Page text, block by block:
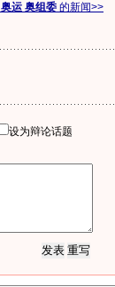
奥运 奥组委 的新闻>>
设为辩论话题